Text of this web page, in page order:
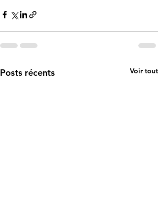
Posts récents Voir tout